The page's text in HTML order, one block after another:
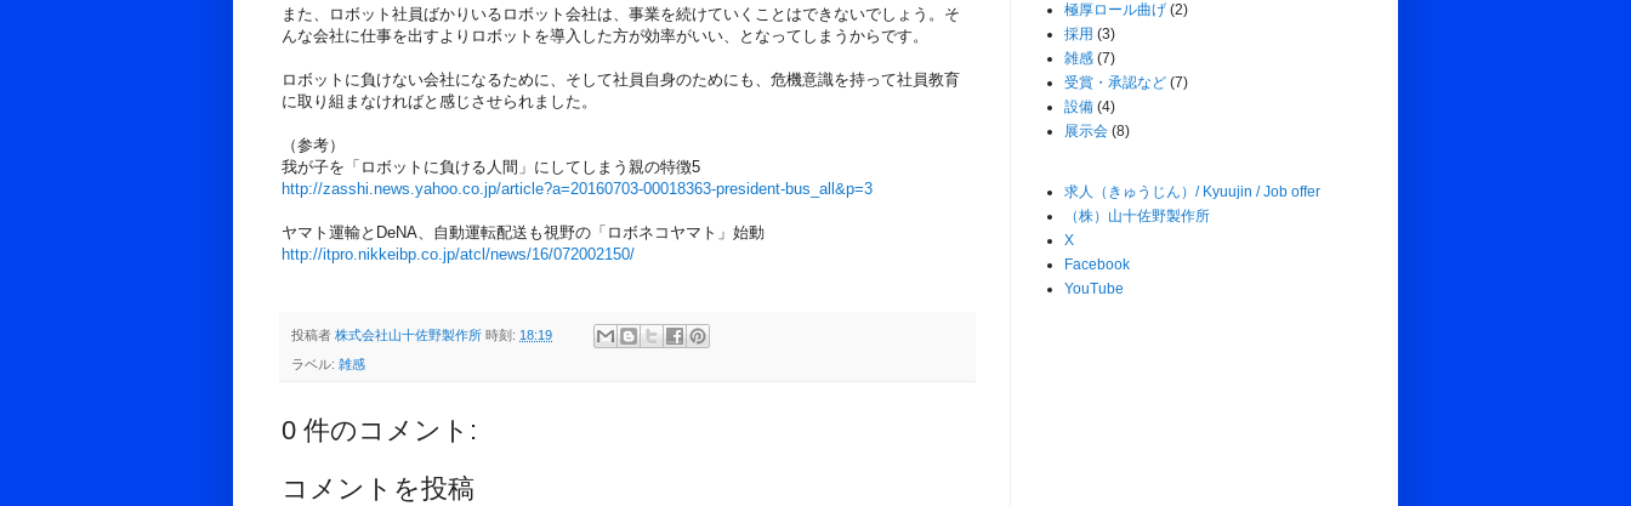
また、ロボット社員ばかりいるロボット会社は、事業を続けていくことはできないでしょう。そ
んな会社に仕事を出すよりロボットを導入した方が効率がいい、となってしまうからです。
ロボットに負けない会社になるために、そして社員自身のためにも、危機意識を持って社員教育
に取り組まなければと感じさせられました。
（参考）
我が子を「ロボットに負ける人間」にしてしまう親の特徴5
http://zasshi.news.yahoo.co.jp/article?a=20160703-00018363-president-bus_all&p=3
ヤマト運輸とDeNA、自動運転配送も視野の「ロボネコヤマト」始動
http://itpro.nikkeibp.co.jp/atcl/news/16/072002150/
投稿者 株式会社山十佐野製作所 時刻: 18:19
ラベル: 雑感
0 件のコメント:
コメントを投稿
極厚ロール曲げ (2)
採用 (3)
雑感 (7)
受賞・承認など (7)
設備 (4)
展示会 (8)
求人（きゅうじん）/ Kyuujin / Job offer
（株）山十佐野製作所
X
Facebook
YouTube